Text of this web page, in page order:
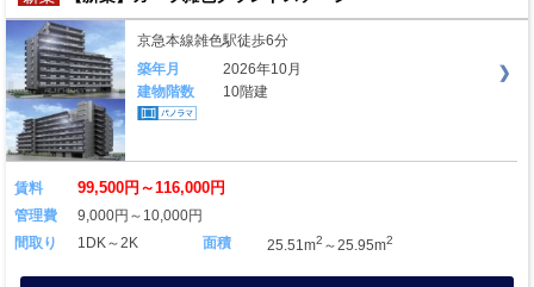
京急本線雑色駅徒歩6分
築年月
2026年10月
建物階数
10階建
賃料 99,500円～116,000円
管理費
9,000円～10,000円
間取り
1DK～2K 面積 25.51m2 ～25.95m2